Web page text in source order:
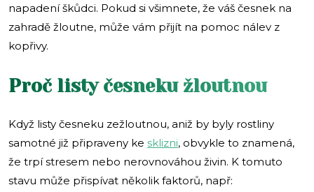
napadení škůdci. Pokud si všimnete, že váš česnek na
zahradě žloutne, může vám přijít na pomoc nálev z
kopřivy.
Proč listy česneku žloutnou
Když listy česneku zežloutnou, aniž by byly rostliny
samotné již připraveny ke sklizni, obvykle to znamená,
že trpí stresem nebo nerovnováhou živin. K tomuto
stavu může přispívat několik faktorů, např: